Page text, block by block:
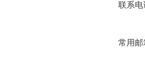
联系电
常用邮